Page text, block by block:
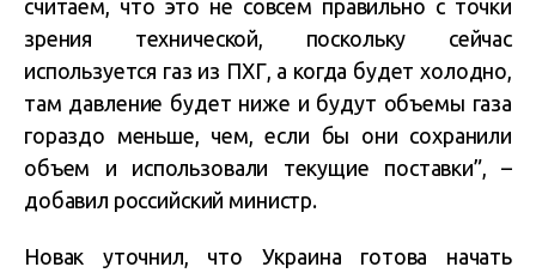
считаем, что это не совсем правильно с точки
зрения технической, поскольку сейчас
используется газ из ПХГ, а когда будет холодно,
там давление будет ниже и будут объемы газа
гораздо меньше, чем, если бы они сохранили
объем и использовали текущие поставки”, –
добавил российский министр.
Новак уточнил, что Украина готова начать